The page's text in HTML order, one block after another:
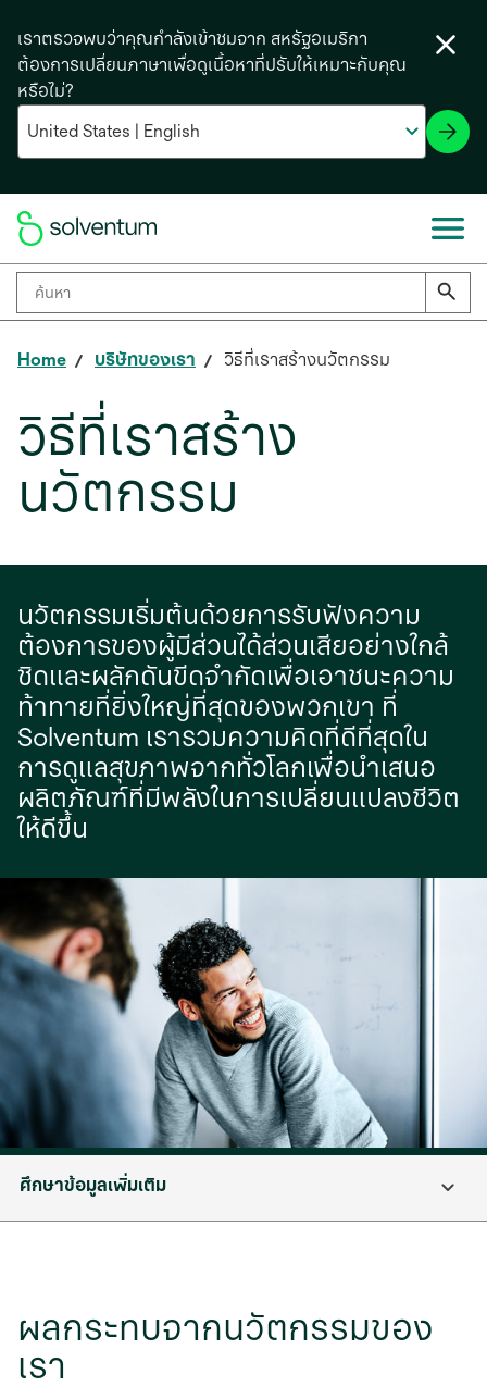
เราตรวจพบว่าคุณกำลังเข้าชมจาก สหรัฐอเมริกา
ต้องการเปลี่ยนภาษาเพื่อดูเนื้อหาที่ปรับให้เหมาะกับคุณ
หรือไม่?
Home บริษัทของเรา วิธีที่เราสร้างนวัตกรรม
วิธีที่เราสร้าง
นวัตกรรม
นวัตกรรมเริ่มต้นด้วยการรับฟังความ
ต้องการของผู้มีส่วนได้ส่วนเสียอย่างใกล้
ชิดและผลักดันขีดจำกัดเพื่อเอาชนะความ
ท้าทายที่ยิ่งใหญ่ที่สุดของพวกเขา ที่
Solventum เรารวมความคิดที่ดีที่สุดใน
การดูแลสุขภาพจากทั่วโลกเพื่อนําเสนอ
ผลิตภัณฑ์ที่มีพลังในการเปลี่ยนแปลงชีวิต
ให้ดีขึ้น
ศึกษาข้อมูลเพิ่มเติม
ผลกระทบจากนวัตกรรมของ
เรา